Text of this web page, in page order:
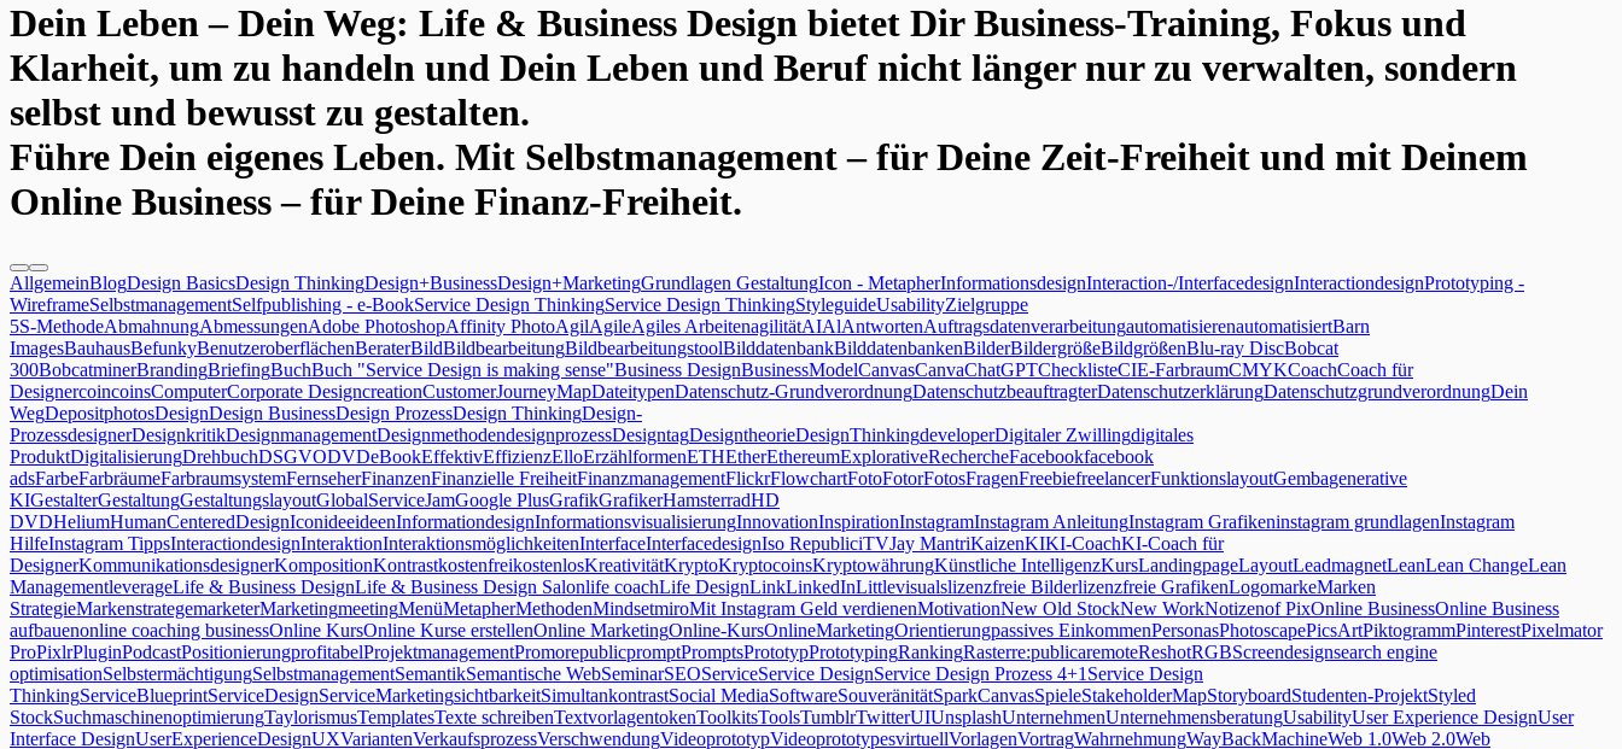
Dein Leben – Dein Weg: Life & Business Design bietet Dir Business-Training, Fokus und
Klarheit, um zu handeln und Dein Leben und Beruf nicht länger nur zu verwalten, sondern
selbst und bewusst zu gestalten.
Führe Dein eigenes Leben. Mit Selbstmanagement – für Deine Zeit-Freiheit und mit Deinem
Online Business – für Deine Finanz-Freiheit.
AllgemeinBlogDesign BasicsDesign ThinkingDesign+BusinessDesign+MarketingGrundlagen GestaltungIcon - MetapherInformationsdesignInteraction-/InterfacedesignInteractiondesignPrototyping -
WireframeSelbstmanagementSelfpublishing - e-BookService Design ThinkingService Design ThinkingStyleguideUsabilityZielgruppe
5S-MethodeAbmahnungAbmessungenAdobe PhotoshopAffinity PhotoAgilAgileAgiles ArbeitenagilitätAIAlAntwortenAuftragsdatenverarbeitungautomatisierenautomatisiertBarn
ImagesBauhausBefunkyBenutzeroberflächenBeraterBildBildbearbeitungBildbearbeitungstoolBilddatenbankBilddatenbankenBilderBildergrößeBildgrößenBlu-ray DiscBobcat
300BobcatminerBrandingBriefingBuchBuch "Service Design is making sense"Business DesignBusinessModelCanvasCanvaChatGPTChecklisteCIE-FarbraumCMYKCoachCoach für
DesignercoincoinsComputerCorporate DesigncreationCustomerJourneyMapDateitypenDatenschutz-GrundverordnungDatenschutzbeauftragterDatenschutzerklärungDatenschutzgrundverordnungDein
WegDepositphotosDesignDesign BusinessDesign ProzessDesign ThinkingDesign-
ProzessdesignerDesignkritikDesignmanagementDesignmethodendesignprozessDesigntagDesigntheorieDesignThinkingdeveloperDigitaler Zwillingdigitales
ProduktDigitalisierungDrehbuchDSGVODVDeBookEffektivEffizienzElloErzählformenETHEtherEthereumExplorativeRechercheFacebookfacebook
adsFarbeFarbräumeFarbraumsystemFernseherFinanzenFinanzielle FreiheitFinanzmanagementFlickrFlowchartFotoFotorFotosFragenFreebiefreelancerFunktionslayoutGembagenerative
KIGestalterGestaltungGestaltungslayoutGlobalServiceJamGoogle PlusGrafikGrafikerHamsterradHD
DVDHeliumHumanCenteredDesignIconideeideenInformationdesignInformationsvisualisierungInnovationInspirationInstagramInstagram AnleitungInstagram Grafikeninstagram grundlagenInstagram
HilfeInstagram TippsInteractiondesignInteraktionInteraktionsmöglichkeitenInterfaceInterfacedesignIso RepubliciTVJay MantriKaizenKIKI-CoachKI-Coach für
DesignerKommunikationsdesignerKompositionKontrastkostenfreikostenlosKreativitätKryptoKryptocoinsKryptowährungKünstliche IntelligenzKursLandingpageLayoutLeadmagnetLeanLean ChangeLean
ManagementleverageLife & Business DesignLife & Business Design Salonlife coachLife DesignLinkLinkedInLittlevisualslizenzfreie Bilderlizenzfreie GrafikenLogomarkeMarken
StrategieMarkenstrategemarketerMarketingmeetingMenüMetapherMethodenMindsetmiroMit Instagram Geld verdienenMotivationNew Old StockNew WorkNotizenof PixOnline BusinessOnline Business
aufbauenonline coaching businessOnline KursOnline Kurse erstellenOnline MarketingOnline-KursOnlineMarketingOrientierungpassives EinkommenPersonasPhotoscapePicsArtPiktogrammPinterestPixelmator
ProPixlrPluginPodcastPositionierungprofitabelProjektmanagementPromorepublicpromptPromptsPrototypPrototypingRankingRasterre:publicaremoteReshotRGBScreendesignsearch engine
optimisationSelbstermächtigungSelbstmanagementSemantikSemantische WebSeminarSEOServiceService DesignService Design Prozess 4+1 Service Design
ThinkingServiceBlueprintServiceDesignServiceMarketingsichtbarkeitSimultankontrastSocial MediaSoftwareSouveränitätSparkCanvasSpieleStakeholderMapStoryboardStudenten-ProjektStyled
StockSuchmaschinenoptimierungTaylorismusTemplatesTexte schreibenTextvorlagentokenToolkitsToolsTumblrTwitterUIUnsplashUnternehmenUnternehmensberatungUsabilityUser Experience DesignUser
Interface DesignUserExperienceDesignUXVariantenVerkaufsprozessVerschwendungVideoprototypVideoprototypesvirtuellVorlagenVortragWahrnehmungWayBackMachineWeb 1.0Web 2.0Web